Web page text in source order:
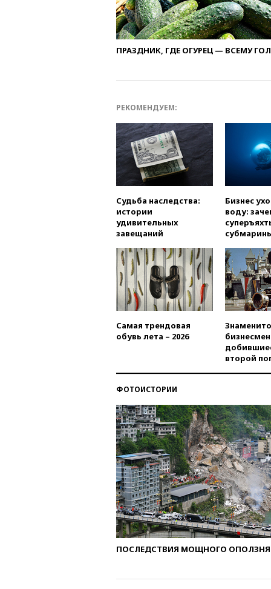
ПРАЗДНИК, ГДЕ ОГУРЕЦ — ВСЕМУ
РЕКОМЕНДУЕМ:
Судьба наследства:
истории
удивительных
завещаний
Бизнес
воду:
Самая трендовая
обувь лета – 2026
второй
ФОТОИСТОРИИ
ПОСЛЕДСТВИЯ МОЩНОГО ОПОЛЗНЯ